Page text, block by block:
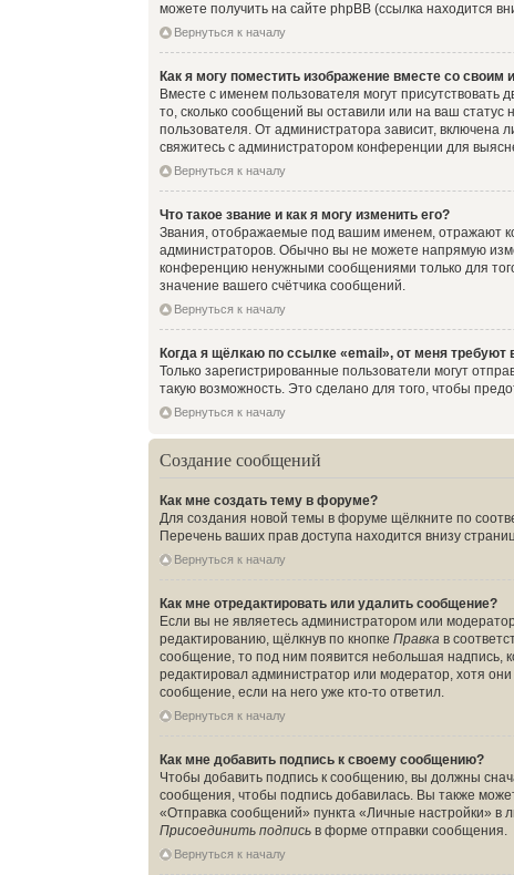
можете получить на сайте phpBB (ссылка находится
Вернуться к началу
Как я могу поместить изображение вместе со своим
Вместе с именем пользователя могут
то, сколько сообщений вы оставили или на ваш
пользователя. От администратора зависит, включена
свяжитесь с администратором конференции для
Вернуться к началу
Что такое звание и как я могу изменить его?
Звания, отображаемые под вашим именем, отражают
администраторов. Обычно вы не можете напрямую
конференцию ненужными сообщениями только для
значение вашего счётчика сообщений.
Вернуться к началу
Когда я щёлкаю по ссылке «email», от меня требуют
Только зарегистрированные пользователи могут
такую возможность. Это сделано для того, чтобы
Вернуться к началу
Создание сообщений
Как мне создать тему в форуме?
Для создания новой темы в форуме щёлкните по
Перечень ваших прав доступа находится внизу
Вернуться к началу
Как мне отредактировать или удалить сообщение?
Если вы не являетесь администратором или
редактированию, щёлкнув по кнопкеПравка в
сообщение, то под ним появится небольшая надпись,
редактировал администратор или модератор, хотя
сообщение, если на него уже кто-то ответил.
Вернуться к началу
Как мне добавить подпись к своему сообщению?
Чтобы добавить подпись к сообщению, вы должны
сообщения, чтобы подпись добавилась. Вы также
«Отправка сообщений» пункта «Личные настройки»
Присоединить подпись в форме отправки сообщения.
Вернуться к началу